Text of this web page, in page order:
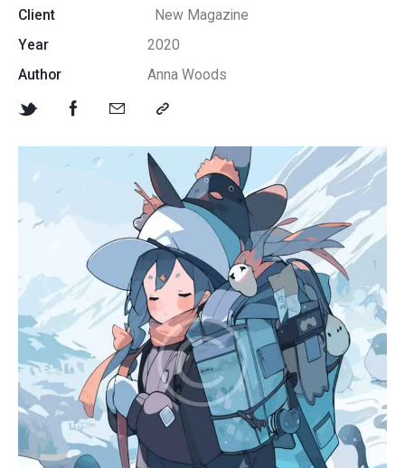
Client
New Magazine
Year
2020
Author
Anna Woods